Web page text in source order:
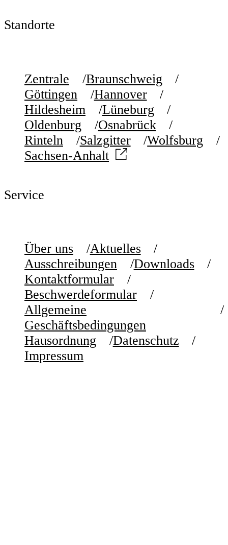
Standorte
Zentrale
Braunschweig
Göttingen
Hannover
Hildesheim
Lüneburg
Oldenburg
Osnabrück
Rinteln
Salzgitter
Wolfsburg
Sachsen-Anhalt
Service
Über uns
Aktuelles
Ausschreibungen
Downloads
Kontaktformular
Beschwerdeformular
Allgemeine
Geschäftsbedingungen
Hausordnung
Datenschutz
Impressum